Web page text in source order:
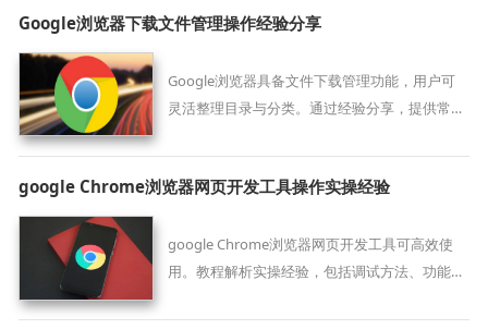
Google浏览器下载文件管理操作经验分享
Google浏览器具备文件下载管理功能，用户可
灵活整理目录与分类。通过经验分享，提供常见
率。
google Chrome浏览器网页开发工具操作实操经验
google Chrome浏览器网页开发工具可高效使
用。教程解析实操经验，包括调试方法、功能应